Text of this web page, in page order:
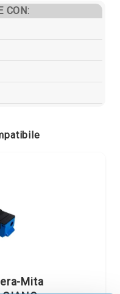
CON:
Mita